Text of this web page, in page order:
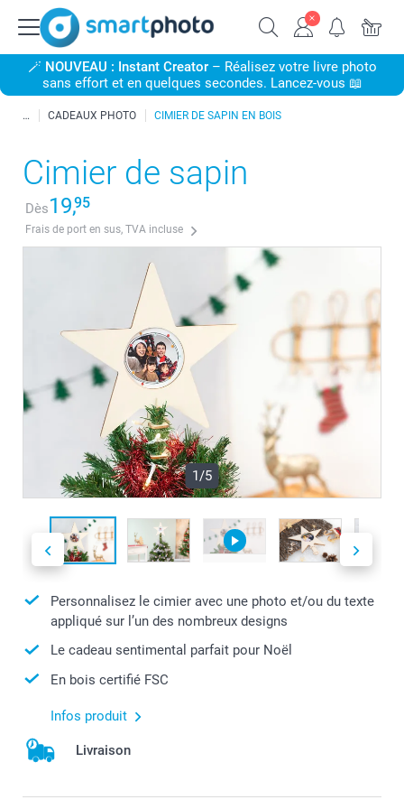
🪄 NOUVEAU : Instant Creator– Réalisez votre livre photo
sans effort et en quelques secondes. Lancez-vous 📖
CADEAUX PHOTO CIMIER DE SAPIN EN BOIS
Cimier de sapin
Dès19,95
Frais de port en sus, TVA incluse
1/5
Personnalisez le cimier avec une photo et/ou du texte
appliqué sur l’un des nombreux designs
Le cadeau sentimental parfait pour Noël
En bois certifié FSC
Infos produit
Livraison